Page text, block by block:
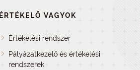
ÉRTÉKELŐ VAGYOK
Értékelési rendszer
Pályázatkezelő és értékelési
rendszerek